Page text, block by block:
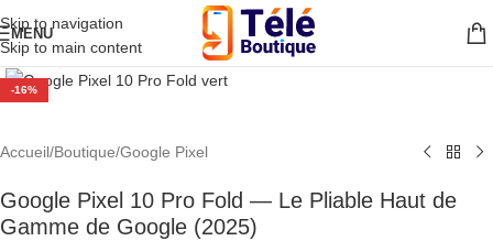
Skip to navigation
Skip to main content
MENU
-16%
Agrandir
Accueil/Boutique/Google Pixel
Google Pixel 10 Pro Fold — Le Pliable Haut de
Gamme de Google (2025)